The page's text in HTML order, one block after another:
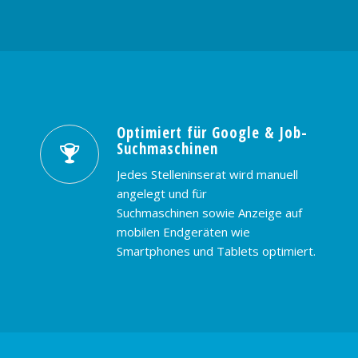
Optimiert für Google & Job-
Suchmaschinen
Jedes Stelleninserat wird manuell
angelegt und für
Suchmaschinen sowie Anzeige auf
mobilen Endgeräten wie
Smartphones und Tablets optimiert.